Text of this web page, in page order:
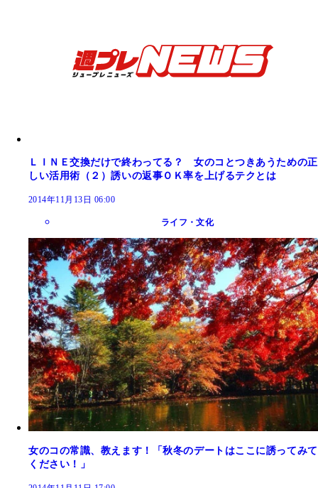
ＬＩＮＥ交換だけで終わってる？ 女のコとつきあうための正
しい活用術（２）誘いの返事ＯＫ率を上げるテクとは
2014年11月13日 06:00
ライフ・文化
女のコの常識、教えます！「秋冬のデートはここに誘ってみて
ください！」